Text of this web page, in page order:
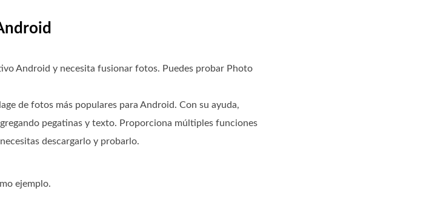
Android y necesita fusionar fotos. Puedes probar Photo
de fotos más populares para Android. Con su ayuda,
pegatinas y texto. Proporciona múltiples funciones
descargarlo y probarlo.
ejemplo.